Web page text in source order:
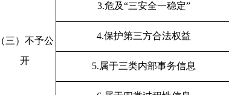
（三）不予公
开
3.危及“三安全一稳定”
4.保护第三方合法权益
5.属于三类内部事务信息